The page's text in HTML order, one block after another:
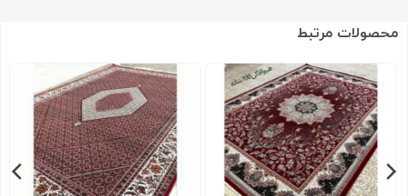
محصولات مرتبط